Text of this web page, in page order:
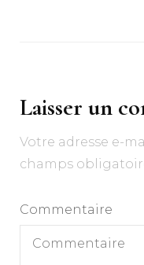
Laisser un
Votre adresse e-
champs
Commentaire